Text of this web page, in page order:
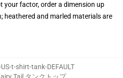
your factor, order a dimension up
heathered and marled materials are
t-shirt-tank-DEFAULT